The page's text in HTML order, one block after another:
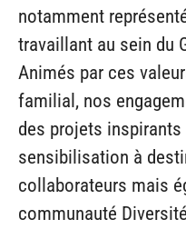
notamment
travaillant au sein du
Animés par ces
familial, nos
des projets
sensibilisation à
collaborateurs mais
communauté